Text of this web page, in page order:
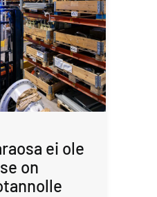
ei ole
on